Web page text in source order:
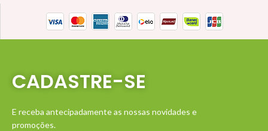
CADASTRE-SE
E receba antecipadamente as nossas novidades e
promoções.